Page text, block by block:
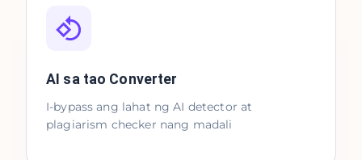
AI sa tao Converter
I-bypass ang lahat ng AI detector at
plagiarism checker nang madali